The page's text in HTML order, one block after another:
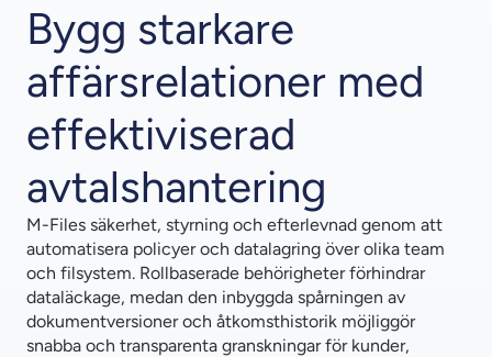
Bygg starkare
affärsrelationer med
effektiviserad
avtalshantering
M-Files säkerhet, styrning och efterlevnad genom att
automatisera policyer och datalagring över olika team
och filsystem. Rollbaserade behörigheter förhindrar
dataläckage, medan den inbyggda spårningen av
dokumentversioner och åtkomsthistorik möjliggör
snabba och transparenta granskningar för kunder,